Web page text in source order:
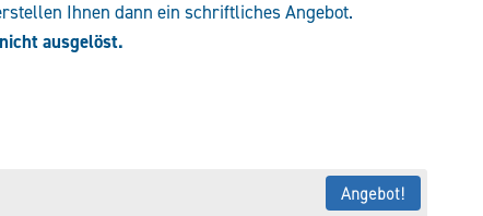
Ihnen dann ein schriftliches Angebot.
ausgelöst.
Angebot!